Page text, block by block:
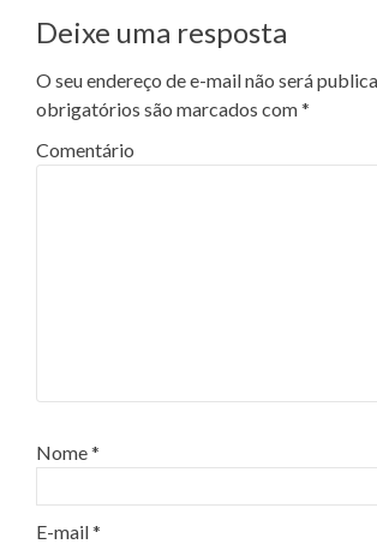
Deixe uma resposta
O seu endereço de e-mail não será
obrigatórios são marcados com*
Comentário
Nome*
E-mail*